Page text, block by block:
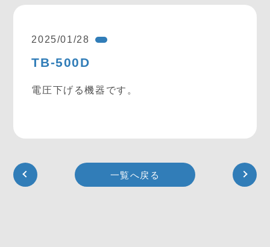
2025/01/28
TB-500D
電圧下げる機器です。
一覧へ戻る